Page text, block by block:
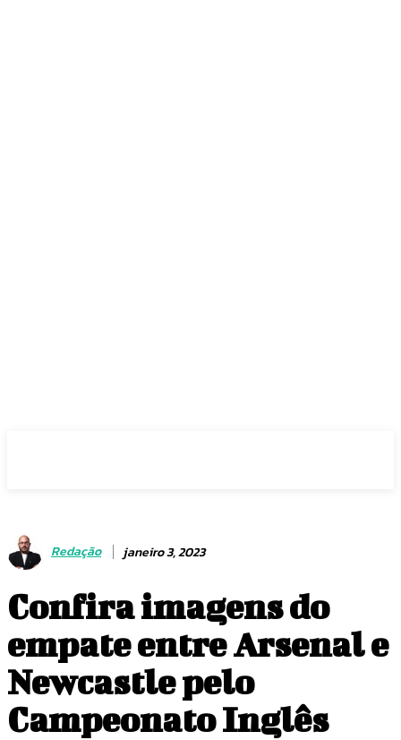
Redação janeiro 3, 2023
Confira imagens do
empate entre Arsenal e
Newcastle pelo
Campeonato Inglês